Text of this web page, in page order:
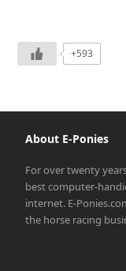
+593
About E-Ponies
For over twenty
best computer-
internet. E-
the horse racing